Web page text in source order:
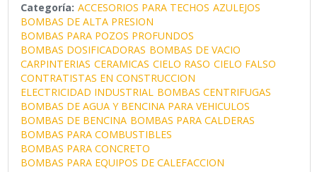
Categoría: ACCESORIOS PARA TECHOS AZULEJOS
BOMBAS DE ALTA PRESION
BOMBAS PARA POZOS PROFUNDOS
BOMBAS DOSIFICADORAS BOMBAS DE VACIO
CARPINTERIAS CERAMICAS CIELO RASO CIELO FALSO
CONTRATISTAS EN CONSTRUCCION
ELECTRICIDAD INDUSTRIAL BOMBAS CENTRIFUGAS
BOMBAS DE AGUA Y BENCINA PARA VEHICULOS
BOMBAS DE BENCINA BOMBAS PARA CALDERAS
BOMBAS PARA COMBUSTIBLES
BOMBAS PARA CONCRETO
BOMBAS PARA EQUIPOS DE CALEFACCION